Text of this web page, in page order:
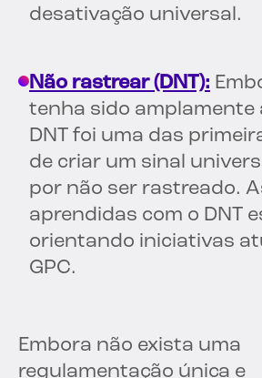
desativação universal.
Não rastrear (DNT):
tenha sido amplamente
DNT foi uma das
de criar um sinal
por não ser rastreado.
aprendidas com o DNT
orientando iniciativas
GPC.
Embora não exista uma
regulamentação única e